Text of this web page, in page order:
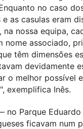
no caso
e as casulas eram
nossa equipa,
nome associado,
têm dimensões
devidamente
o melhor possível
exemplifica Inês.
no Parque
ficavam num